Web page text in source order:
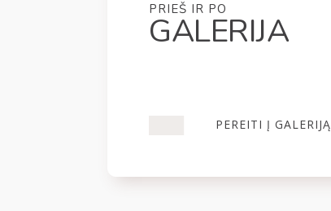
PRIEŠ IR PO
GALERIJA
PEREITI Į GALERIJĄ